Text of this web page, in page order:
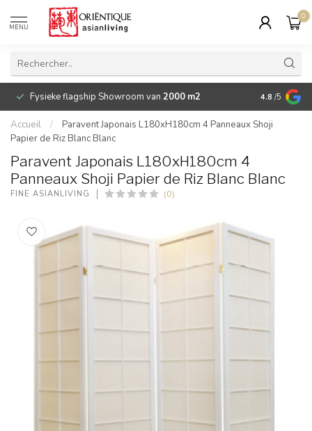
MENU
0
Fysieke flagship Showroom van 2000 m2 Betaalbare
4.8 /5
Accueil /
Paravent Japonais L180xH180cm 4 Panneaux Shoji
Papier de Riz Blanc Blanc
Paravent Japonais L180xH180cm 4
Panneaux Shoji Papier de Riz Blanc Blanc
FINE ASIANLIVING (0)